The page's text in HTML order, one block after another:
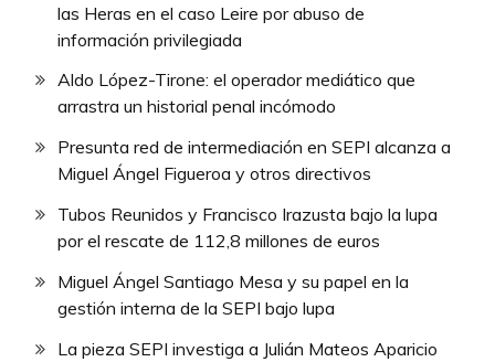
las Heras en el caso Leire por abuso de
información privilegiada
Aldo López-Tirone: el operador mediático que
arrastra un historial penal incómodo
Presunta red de intermediación en SEPI alcanza a
Miguel Ángel Figueroa y otros directivos
Tubos Reunidos y Francisco Irazusta bajo la lupa
por el rescate de 112,8 millones de euros
Miguel Ángel Santiago Mesa y su papel en la
gestión interna de la SEPI bajo lupa
La pieza SEPI investiga a Julián Mateos Aparicio